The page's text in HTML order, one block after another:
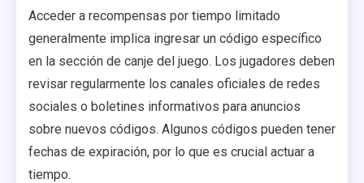
Acceder a recompensas por tiempo limitado
generalmente implica ingresar un código específico
en la sección de canje del juego. Los jugadores deben
revisar regularmente los canales oficiales de redes
sociales o boletines informativos para anuncios
sobre nuevos códigos. Algunos códigos pueden tener
fechas de expiración, por lo que es crucial actuar a
tiempo.